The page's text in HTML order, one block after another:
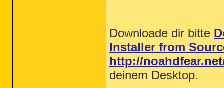
Downloade dir bitte
Installer from
http://
deinem Desktop.